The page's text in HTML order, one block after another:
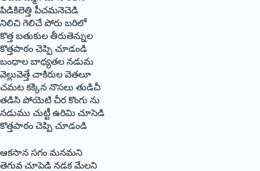
పిడికిలెత్తి పీచమనెచెడి
నిలిచి గెలిచే పోరు బరిలో
కొత్త బతుకుల తీరుతెన్నుల
కొత్తపాఠం చెప్పి చూడండి
బంధాల బాధ్యతల నడుమ
వెల్లువెత్తే చాకిరుల వెతలూ
చమట కక్కిన నొసలు తుడిచీ
తడిసి పోయెటి చీర కొంగు ను
నడుము చుట్టీ ఉరిమి చూసెడి
కొత్తపాఠం చెప్పి చూడండి
ఆకసాన సగం మనమని
తెగువ చూపెడి నడక మేలని